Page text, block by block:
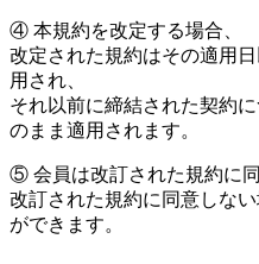
④ 本規約を改定する場合、
改定された規約はその適用
用され、
それ以前に締結された契約
のまま適用されます。
⑤ 会員は改訂された規約に
改訂された規約に同意しな
ができます。